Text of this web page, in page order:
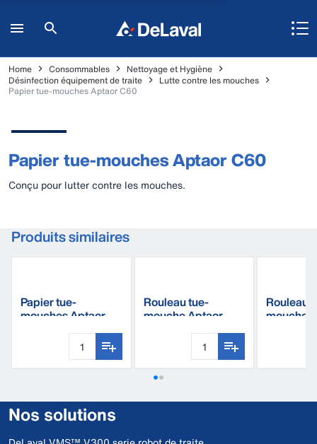
Home Consommables
Nettoyage et Hygiène
Désinfection équipement de traite
Lutte contre les mouches
Papier tue-mouches Aptaor C60
Papier tue-mouches Aptaor C60
Conçu pour lutter contre les mouches.
Produits similaires
Papier tue-
mouches Aptaor
Rouleau tue-
mouche Aptaor
Rouleau
mouche
Nos solutions